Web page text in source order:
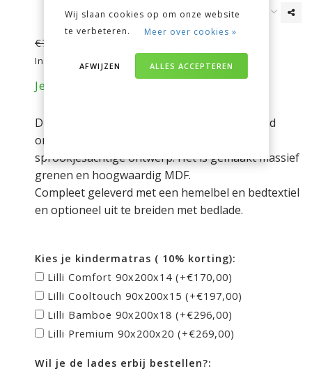
€729,00 €498,00
Incl. btw
Je bespaart nu 231 euro op je aankoop!
Dit prachtige hemelbed met textiel zal uw kind
ongetwijfeld betoveren, dankzij zijn
sprookjesachtige ontwerp. Het is gemaakt massief
grenen en hoogwaardig MDF.
Compleet geleverd met een hemelbel en bedtextiel
en optioneel uit te breiden met bedlade.
Kies je kindermatras ( 10% korting):
Lilli Comfort 90x200x14 (+€170,00)
Lilli Cooltouch 90x200x15 (+€197,00)
Lilli Bamboe 90x200x18 (+€296,00)
Lilli Premium 90x200x20 (+€269,00)
Wil je de lades erbij bestellen?:
Wij slaan cookies op om onze website
te verbeteren.
Meer over cookies »
ALLES ACCEPTEREN
AFWIJZEN